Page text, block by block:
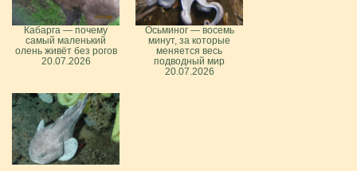
Кабарга — почему
самый маленький
олень живёт без рогов
20.07.2026
Осьминог — восемь
минут, за которые
меняется весь
подводный мир
20.07.2026